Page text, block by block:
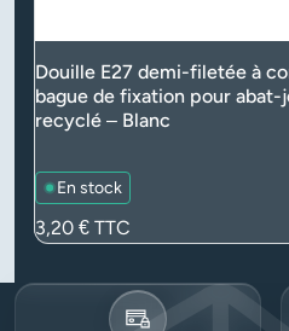
Douille E27 demi-filetée à
bague de fixation pour abat-
recyclé – Blanc
En stock
Prix
3,20 € TTC